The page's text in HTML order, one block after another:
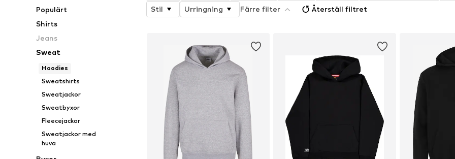
Populärt
Shirts
Jeans
Sweat
Hoodies
Sweatshirts
Sweatjackor
Sweatbyxor
Fleecejackor
Sweatjackor med
huva
Stil
Urringning Färre filter Återställ filtret